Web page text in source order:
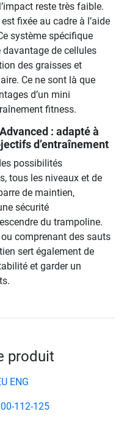
reste très faible.
fixée au cadre à l’aide
système spécifique
davantage de cellules
des graisses et
Ce ne sont là que
d’un mini
fitness.
: adapté à
d’entraînement
possibilités
tous les niveaux et de
de maintien,
sécurité
du trampoline.
comprenant des sauts
sert également de
et garder un
produit
ENG
112-125